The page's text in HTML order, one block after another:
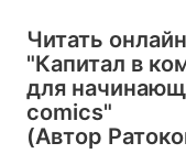
Читать
"Капитал в
для
comics"
(Автор